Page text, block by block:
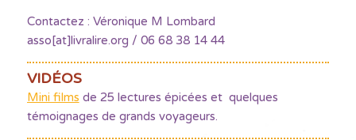
Contactez : Véronique M Lombard
asso[at]livralire.org / 06 68 38 14 44
VIDÉOS
Mini films de 25 lectures épicées et quelques
témoignages de grands voyageurs.